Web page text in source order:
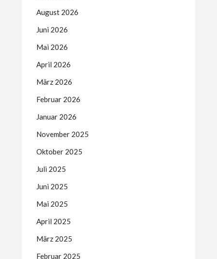
August 2026
Juni 2026
Mai 2026
April 2026
März 2026
Februar 2026
Januar 2026
November 2025
Oktober 2025
Juli 2025
Juni 2025
Mai 2025
April 2025
März 2025
Februar 2025